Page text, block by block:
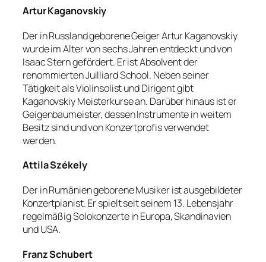
Artur Kaganovskiy
Der in Russland geborene Geiger Artur Kaganovskiy
wurde im Alter von sechs Jahren entdeckt und von
Isaac Stern gefördert. Er ist Absolvent der
renommierten Juilliard School. Neben seiner
Tätigkeit als Violinsolist und Dirigent gibt
Kaganovskiy Meisterkurse an. Darüber hinaus ist er
Geigenbaumeister, dessen Instrumente in weitem
Besitz sind und von Konzertprofis verwendet
werden.
Attila Székely
Der in Rumänien geborene Musiker ist ausgebildeter
Konzertpianist. Er spielt seit seinem 13. Lebensjahr
regelmäßig Solokonzerte in Europa, Skandinavien
und USA.
Franz Schubert